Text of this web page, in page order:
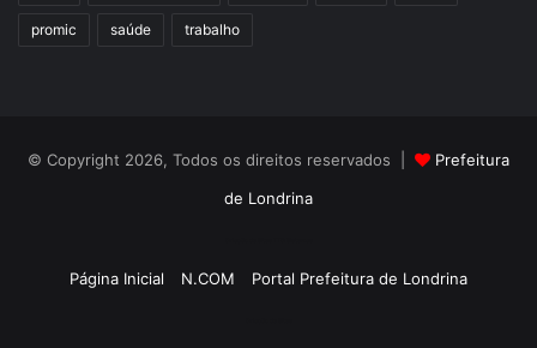
promic saúde trabalho
© Copyright 2026, Todos os direitos reservados |
Prefeitura
de Londrina
Página Inicial N.COM Portal Prefeitura de Londrina